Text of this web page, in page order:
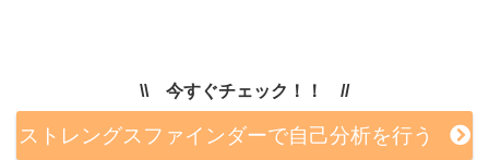
\\ 今すぐチェック！！ //
ストレングスファインダーで自己分析を行う